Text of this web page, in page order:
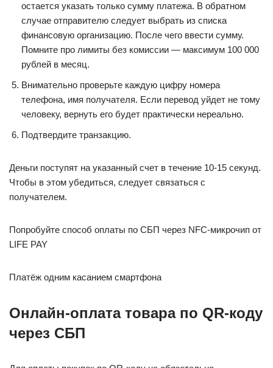
остается указать только сумму платежа. В обратном
случае отправителю следует выбрать из списка
финансовую организацию. После чего ввести сумму.
Помните про лимиты без комиссии — максимум 100 000
рублей в месяц.
Внимательно проверьте каждую цифру номера
телефона, имя получателя. Если перевод уйдет не тому
человеку, вернуть его будет практически нереально.
Подтвердите транзакцию.
Деньги поступят на указанный счет в течение 10-15 секунд.
Чтобы в этом убедиться, следует связаться с
получателем.
Попробуйте способ оплаты по СБП через NFC-микрочип от
LIFE PAY
Платёж одним касанием смартфона
Онлайн-оплата товара по QR-коду
через СБП